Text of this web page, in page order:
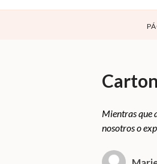
Mientras que
nosotros o